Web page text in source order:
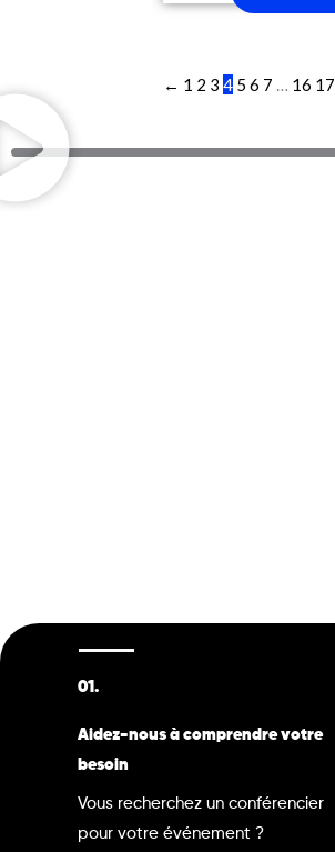
← 1 2 3 4 5 6 7 … 16 17
01.
Aidez-nous à comprendre votre
besoin
Vous recherchez un conférencier
pour votre événement ?